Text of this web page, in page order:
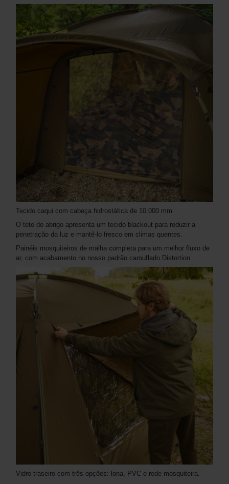
Tecido caqui com cabeça hidrostática de 10.000 mm
O teto do abrigo apresenta um tecido blackout para reduzir a
penetração da luz e mantê-lo fresco em climas quentes.
Painéis mosquiteiros de malha completa para um melhor fluxo de
ar, com acabamento no nosso padrão camuflado Distortion
Vidro traseiro com três opções: lona, ​​​​PVC e rede mosquiteira.